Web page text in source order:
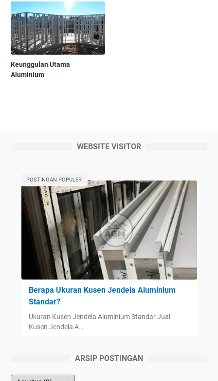
Keunggulan Utama
Aluminium
WEBSITE VISITOR
POSTINGAN POPULER
Berapa Ukuran Kusen Jendela Aluminium
Standar?
Ukuran Kusen Jendela Aluminium Standar Jual
Kusen Jendela A…
ARSIP POSTINGAN